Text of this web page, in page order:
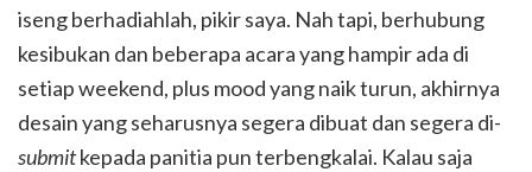
iseng berhadiahlah, pikir saya. Nah tapi, berhubung
kesibukan dan beberapa acara yang hampir ada di
setiap weekend, plus mood yang naik turun, akhirnya
desain yang seharusnya segera dibuat dan segera di-
submitkepada panitia pun terbengkalai. Kalau saja